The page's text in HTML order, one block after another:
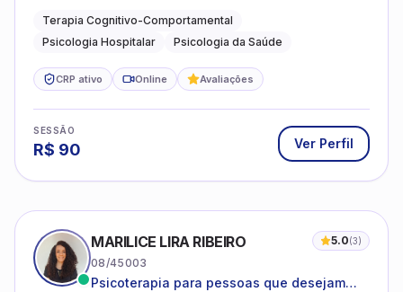
Terapia Cognitivo-Comportamental
Psicologia Hospitalar
Psicologia da Saúde
CRP ativo Online Avaliações
SESSÃO
R$ 90 Ver Perfil
MARILICE LIRA RIBEIRO 5.0(3)
08/45003
Psicoterapia para pessoas que desejam